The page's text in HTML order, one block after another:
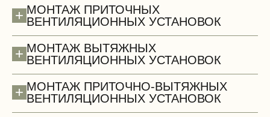
+ МОНТАЖ ПРИТОЧНЫХ
ВЕНТИЛЯЦИОННЫХ УСТАНОВОК
+ МОНТАЖ ВЫТЯЖНЫХ
ВЕНТИЛЯЦИОННЫХ УСТАНОВОК
+ МОНТАЖ ПРИТОЧНО-ВЫТЯЖНЫХ
ВЕНТИЛЯЦИОННЫХ УСТАНОВОК